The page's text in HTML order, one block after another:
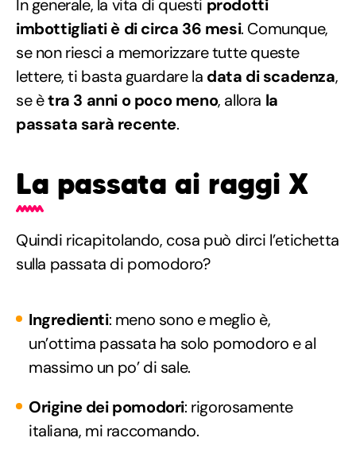
In generale, la vita di questi prodotti
imbottigliati è di circa 36 mesi. Comunque,
se non riesci a memorizzare tutte queste
lettere, ti basta guardare la data di scadenza,
se ètra 3 anni o poco meno, allora la
passata sarà recente.
La passata ai raggi X
Quindi ricapitolando, cosa può dirci l’etichetta
sulla passata di pomodoro?
Ingredienti: meno sono e meglio è,
un’ottima passata ha solo pomodoro e al
massimo un po’ di sale.
Origine dei pomodori: rigorosamente
italiana, mi raccomando.